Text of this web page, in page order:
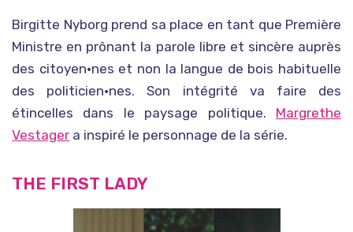
Birgitte Nyborg prend sa place en tant que Première
Ministre en prônant la parole libre et sincère auprès
des citoyen•nes et non la langue de bois habituelle
des politicien•nes. Son intégrité va faire des
étincelles dans le paysage politique. Margrethe
Vestager a inspiré le personnage de la série.
THE FIRST LADY